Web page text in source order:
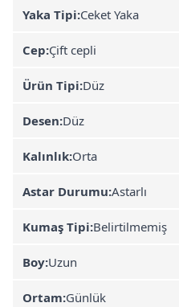
Yaka Tipi:Ceket Yaka
Cep:Çift cepli
Ürün Tipi:Düz
Desen:Düz
Kalınlık:Orta
Astar Durumu:Astarlı
Kumaş Tipi:Belirtilmemiş
Boy:Uzun
Ortam:Günlük